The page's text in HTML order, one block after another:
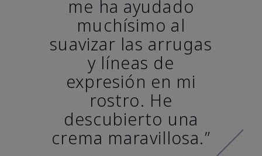
me ha ayudado
muchísimo al
suavizar las arrugas
y líneas de
expresión en mi
rostro. He
descubierto una
crema maravillosa.”